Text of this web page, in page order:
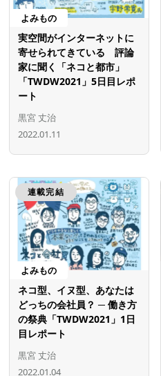
よみもの
実空間がインターネットに
寄せられてきている 評論
家に聞く「ネコと都市」
「TWDW2021」5日目レポ
ート
黒宮 丈治
2022.01.11
連載完結
よみもの
ネコ型、イヌ型、あなたは
どっちの会社員？ ─ 働き方
の祭典「TWDW2021」1日
目レポート
黒宮 丈治
2022.01.04